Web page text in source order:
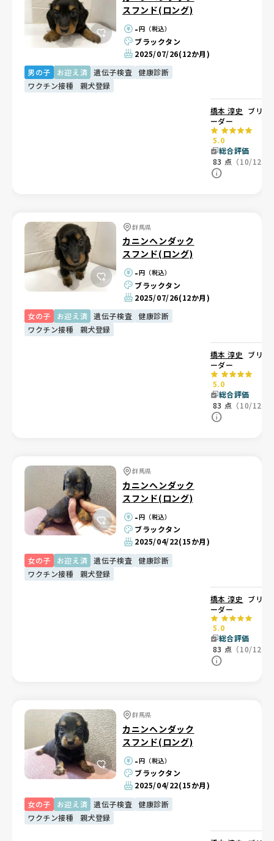
スフンド(ロング)
-円（税込）
ブラックタン
2025/07/26(12か月)
男の子
お迎え済 遺伝子検査
健康診断
ワクチン接種
親犬登録
橋本 淳史 ブリ
ーダー
5.0
総合評価
83 点 （10/12）
群馬県
カニンヘンダック
スフンド(ロング)
-円（税込）
ブラックタン
2025/07/26(12か月)
女の子
お迎え済 遺伝子検査
健康診断
ワクチン接種
親犬登録
橋本 淳史 ブリ
ーダー
5.0
総合評価
83 点 （10/12）
群馬県
カニンヘンダック
スフンド(ロング)
-円（税込）
ブラックタン
2025/04/22(15か月)
女の子
お迎え済 遺伝子検査
健康診断
ワクチン接種
親犬登録
橋本 淳史 ブリ
ーダー
5.0
総合評価
83 点 （10/12）
群馬県
カニンヘンダック
スフンド(ロング)
-円（税込）
ブラックタン
2025/04/22(15か月)
女の子
お迎え済 遺伝子検査
健康診断
ワクチン接種
親犬登録